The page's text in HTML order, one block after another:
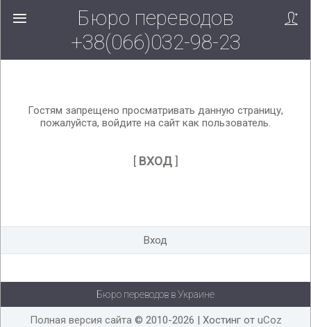
Вверх!
Бюро переводов
+38(066)032-98-23
Гостям запрещено просматривать данную страницу,
пожалуйста, войдите на сайт как пользователь.
[ ВХОД]
Вход
Бюро переводов в Украине
Полная версия сайта© 2010-2026 | Хостинг от uCoz